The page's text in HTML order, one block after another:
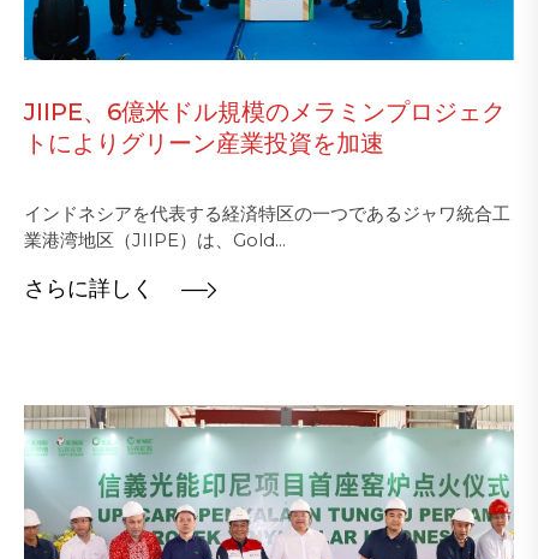
JIIPE、6億米ドル規模のメラミンプロジェク
トによりグリーン産業投資を加速
インドネシアを代表する経済特区の一つであるジャワ統合工
業港湾地区（JIIPE）は、Gold...
さらに詳しく